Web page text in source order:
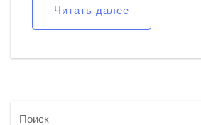
Читать далее